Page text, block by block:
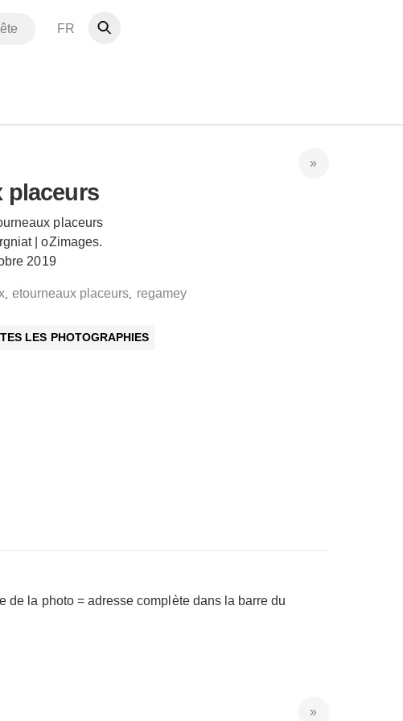
FR
placeurs
placeurs
| oZimages.
2019
,etourneaux placeurs, regamey
LES PHOTOGRAPHIES
de la photo = adresse complète dans la barre du